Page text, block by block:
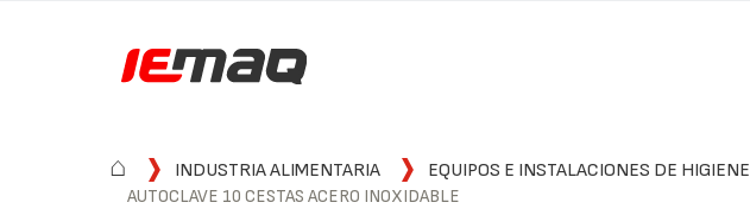
⌂ INDUSTRIA ALIMENTARIA
EQUIPOS E INSTALACIONES DE HIGIENE
AUTOCLAVE 10 CESTAS ACERO INOXIDABLE